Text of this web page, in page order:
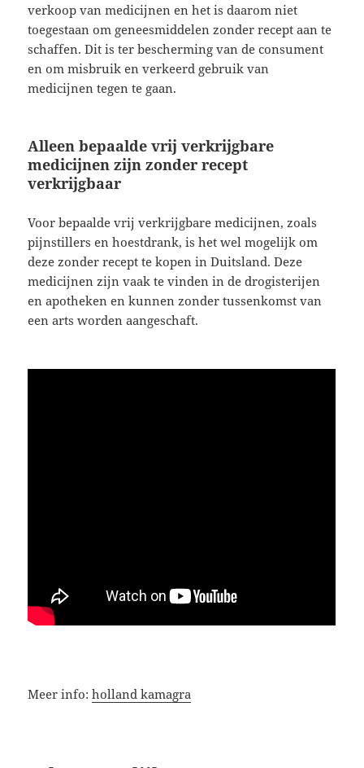
verkoop van medicijnen en het is daarom niet
toegestaan om geneesmiddelen zonder recept aan te
schaffen. Dit is ter bescherming van de consument
en om misbruik en verkeerd gebruik van
medicijnen tegen te gaan.
Alleen bepaalde vrij verkrijgbare
medicijnen zijn zonder recept
verkrijgbaar
Voor bepaalde vrij verkrijgbare medicijnen, zoals
pijnstillers en hoestdrank, is het wel mogelijk om
deze zonder recept te kopen in Duitsland. Deze
medicijnen zijn vaak te vinden in de drogisterijen
en apotheken en kunnen zonder tussenkomst van
een arts worden aangeschaft.
Meer info:holland kamagra